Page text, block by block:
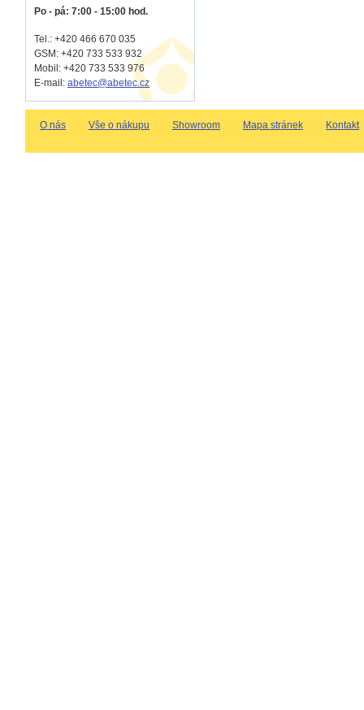
Po - pá: 7:00 - 15:00 hod.
Tel.: +420 466 670 035
GSM: +420 733 533 932
Mobil: +420 733 533 976
E-mail: abetec@abetec.cz
O nás Vše o nákupu Showroom Mapa stránek Kontakt